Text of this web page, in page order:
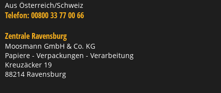
Aus Österreich/Schweiz
Telefon:00800 33 77 00 66
Zentrale Ravensburg
Moosmann GmbH & Co. KG
Papiere - Verpackungen - Verarbeitung
Kreuzäcker 19
88214 Ravensburg